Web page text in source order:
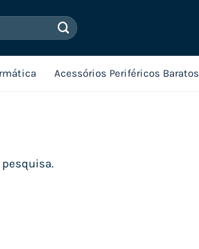
Acessórios Periféricos Baratos